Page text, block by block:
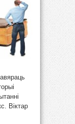
Віктар